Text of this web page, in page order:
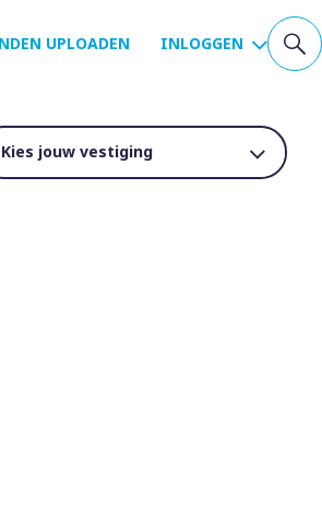
UPLOADEN INLOGGEN